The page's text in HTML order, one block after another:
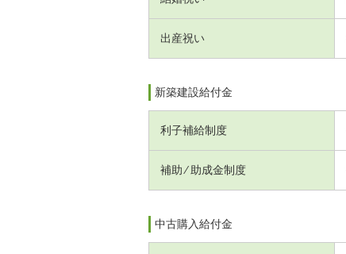
出産祝い
新築建設給付金
利子補給制度
補助 ⁄ 助成金制度
中古購入給付金